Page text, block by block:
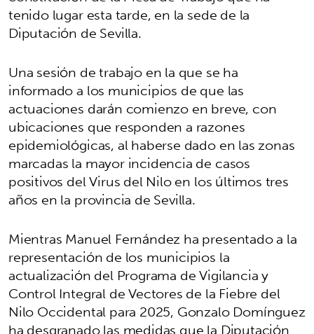
tenido lugar esta tarde, en la sede de la
Diputación de Sevilla.
Una sesión de trabajo en la que se ha
informado a los municipios de que las
actuaciones darán comienzo en breve, con
ubicaciones que responden a razones
epidemiológicas, al haberse dado en las zonas
marcadas la mayor incidencia de casos
positivos del Virus del Nilo en los últimos tres
años en la provincia de Sevilla.
Mientras Manuel Fernández ha presentado a la
representación de los municipios la
actualización del Programa de Vigilancia y
Control Integral de Vectores de la Fiebre del
Nilo Occidental para 2025, Gonzalo Domínguez